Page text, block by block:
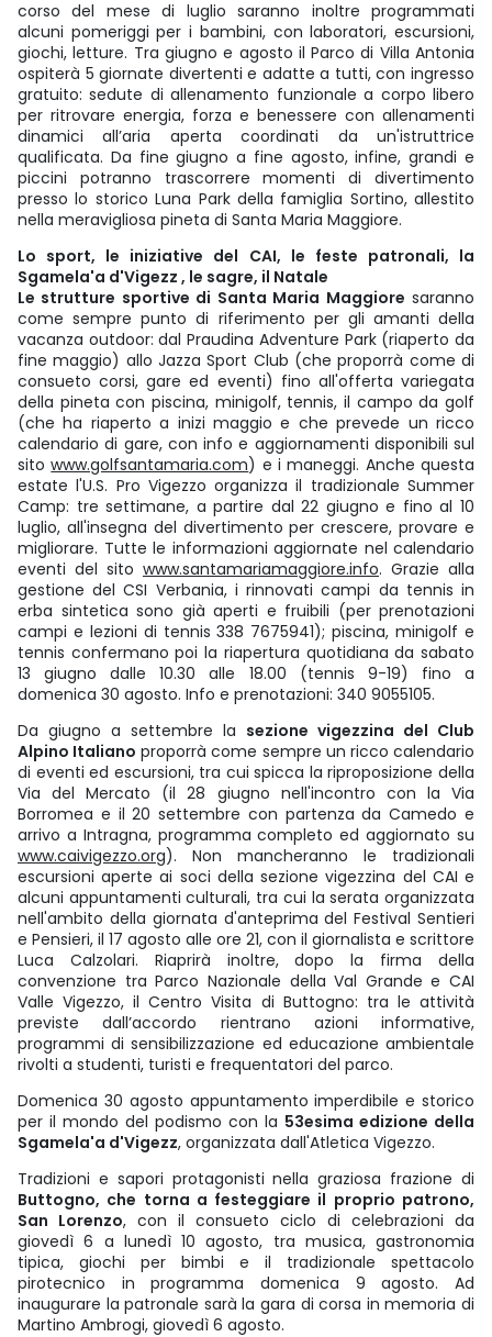
corso del mese di luglio saranno inoltre programmati
alcuni pomeriggi per i bambini, con laboratori, escursioni,
giochi, letture. Tra giugno e agosto il Parco di Villa Antonia
ospiterà 5 giornate divertenti e adatte a tutti, con ingresso
gratuito: sedute di allenamento funzionale a corpo libero
per ritrovare energia, forza e benessere con allenamenti
dinamici all’aria aperta coordinati da un'istruttrice
qualificata. Da fine giugno a fine agosto, infine, grandi e
piccini potranno trascorrere momenti di divertimento
presso lo storico Luna Park della famiglia Sortino, allestito
nella meravigliosa pineta di Santa Maria Maggiore.
Lo sport, le iniziative del CAI, le feste patronali, la
Sgamela'a d'Vigezz , le sagre, il Natale
Le strutture sportive di Santa Maria Maggiore saranno
come sempre punto di riferimento per gli amanti della
vacanza outdoor: dal Praudina Adventure Park (riaperto da
fine maggio) allo Jazza Sport Club (che proporrà come di
consueto corsi, gare ed eventi) fino all'offerta variegata
della pineta con piscina, minigolf, tennis, il campo da golf
(che ha riaperto a inizi maggio e che prevede un ricco
calendario di gare, con info e aggiornamenti disponibili sul
sitowww.golfsantamaria.com) e i maneggi. Anche questa
estate l'U.S. Pro Vigezzo organizza il tradizionale Summer
Camp: tre settimane, a partire dal 22 giugno e fino al 10
luglio, all'insegna del divertimento per crescere, provare e
migliorare. Tutte le informazioni aggiornate nel calendario
eventi del sito www.santamariamaggiore.info. Grazie alla
gestione del CSI Verbania, i rinnovati campi da tennis in
erba sintetica sono già aperti e fruibili (per prenotazioni
campi e lezioni di tennis 338 7675941); piscina, minigolf e
tennis confermano poi la riapertura quotidiana da sabato
13 giugno dalle 10.30 alle 18.00 (tennis 9-19) fino a
domenica 30 agosto. Info e prenotazioni: 340 9055105.
Da giugno a settembre la sezione vigezzina del Club
Alpino Italiano proporrà come sempre un ricco calendario
di eventi ed escursioni, tra cui spicca la riproposizione della
Via del Mercato (il 28 giugno nell'incontro con la Via
Borromea e il 20 settembre con partenza da Camedo e
arrivo a Intragna, programma completo ed aggiornato su
www.caivigezzo.org). Non mancheranno le tradizionali
escursioni aperte ai soci della sezione vigezzina del CAI e
alcuni appuntamenti culturali, tra cui la serata organizzata
nell'ambito della giornata d'anteprima del Festival Sentieri
e Pensieri, il 17 agosto alle ore 21, con il giornalista e scrittore
Luca Calzolari. Riaprirà inoltre, dopo la firma della
convenzione tra Parco Nazionale della Val Grande e CAI
Valle Vigezzo, il Centro Visita di Buttogno: tra le attività
previste dall’accordo rientrano azioni informative,
programmi di sensibilizzazione ed educazione ambientale
rivolti a studenti, turisti e frequentatori del parco.
Domenica 30 agosto appuntamento imperdibile e storico
per il mondo del podismo con la 53esima edizione della
Sgamela'a d'Vigezz, organizzata dall'Atletica Vigezzo.
Tradizioni e sapori protagonisti nella graziosa frazione di
Buttogno, che torna a festeggiare il proprio patrono,
San Lorenzo, con il consueto ciclo di celebrazioni da
giovedì 6 a lunedì 10 agosto, tra musica, gastronomia
tipica, giochi per bimbi e il tradizionale spettacolo
pirotecnico in programma domenica 9 agosto. Ad
inaugurare la patronale sarà la gara di corsa in memoria di
Martino Ambrogi, giovedì 6 agosto.